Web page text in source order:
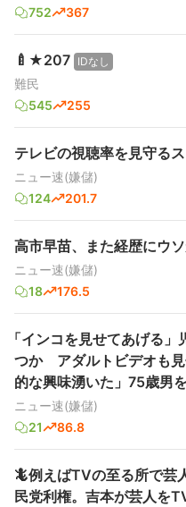
752
367
🍼★207 IDなし
難民
545
255
テレビの視聴率を見守る
ニュー速(嫌儲)
124
201.7
高市早苗、また経歴にウ
ニュー速(嫌儲)
18
176.5
「インコを見せてあげる
つか アダルトビデオも
的な興味湧いた」75歳男
ニュー速(嫌儲)
21
86.8
🦎例えばTVの至る所で芸
民党利権。吉本が芸人を